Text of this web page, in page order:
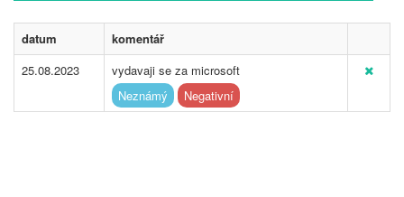
datum
komentář
25.08.2023
vydavaji se za microsoft
Neznámý
Negativní